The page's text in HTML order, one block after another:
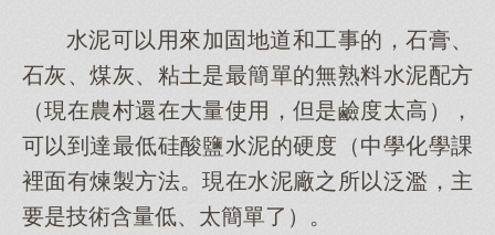
水泥可以用來加固地道和工事的，石膏、
石灰、煤灰、粘土是最簡單的無熟料水泥配方
（現在農村還在大量使用，但是鹼度太高），
可以到達最低硅酸鹽水泥的硬度（中學化學課
裡面有煉製方法。現在水泥廠之所以泛濫，主
要是技術含量低、太簡單了）。